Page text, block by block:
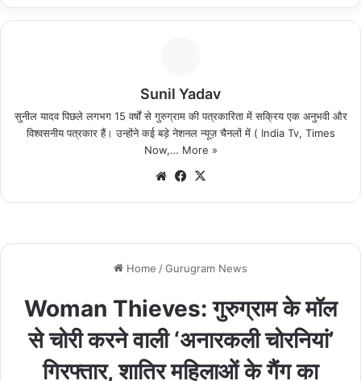
Sunil Yadav
सुनील यादव पिछले लगभग 15 वर्षों से गुरुग्राम की पत्रकारिता में सक्रिय एक अनुभवी और
विश्वसनीय पत्रकार हैं। उन्होंने कई बड़े नेशनल न्यूज़ चैनलों में ( India Tv, Times
Now,… More »
We Fa